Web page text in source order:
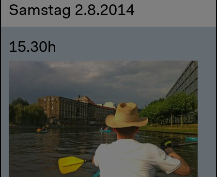
Samstag 2.8.2014
15.30h